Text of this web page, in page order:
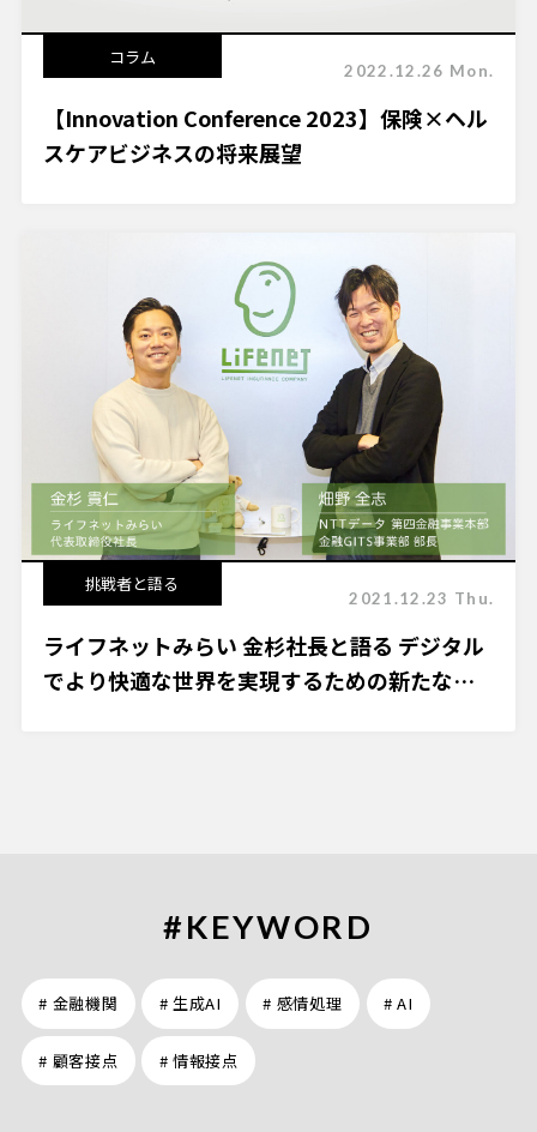
コラム
2022.12.26 Mon.
【Innovation Conference 2023】保険×ヘル
スケアビジネスの将来展望
挑戦者と語る
2021.12.23 Thu.
ライフネットみらい 金杉社長と語る デジタル
でより快適な世界を実現するための新たな挑
#KEYWORD
# 金融機関 # 生成AI # 感情処理 # AI
# 顧客接点 # 情報接点